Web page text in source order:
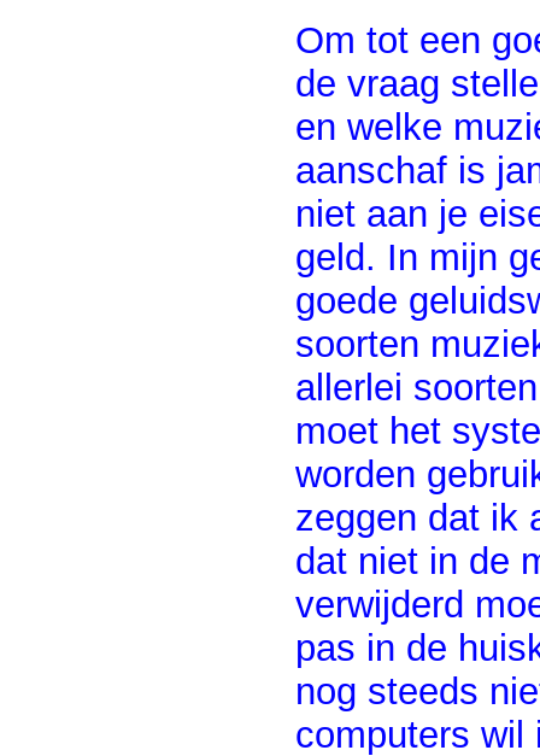
Om tot een
de vraag
en welke
aanschaf is
niet aan je
geld. In mijn
goede
soorten
allerlei
moet het
worden
zeggen dat ik
dat niet in de
verwijderd
pas in de
nog steeds
computers wil